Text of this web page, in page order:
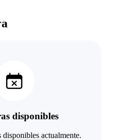
disponibles
actualmente.